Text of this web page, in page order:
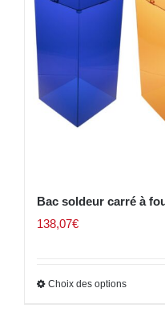
Bac soldeur carré à
138,07€
Choix des options